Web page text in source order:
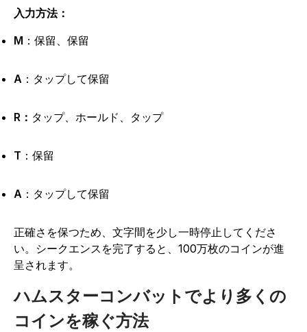
入力方法：
M ：保留、保留
A ：タップして保留
R： タップ、ホールド、タップ
T ：保留
A ：タップして保留
正確さを保つため、文字間を少し一時停止してくださ
い。シークエンスを完了すると、100万枚のコインが進
呈されます。
ハムスターコンバットでより多くの
コインを稼ぐ方法